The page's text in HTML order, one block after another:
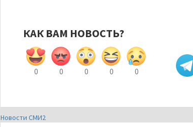
КАК ВАМ НОВОСТЬ?
0 0 0 0 0
Новости СМИ2